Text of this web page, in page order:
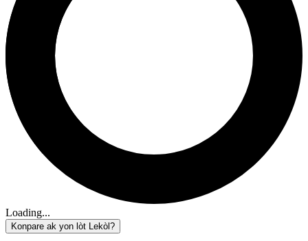
Loading...
Konpare ak yon lòt Lekòl?